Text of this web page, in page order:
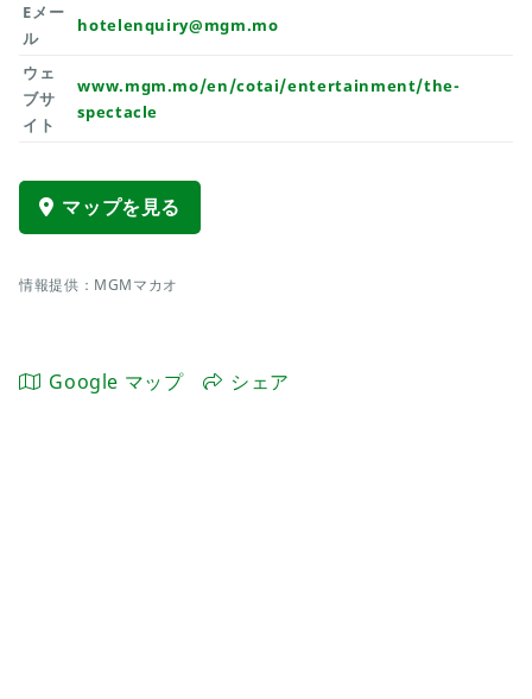
Eメー
ル
hotelenquiry@mgm.mo
ウェ
ブサ
イト
www.mgm.mo/en/cotai/entertainment/the-
spectacle
マップを見る
情報提供：MGMマカオ
Google マップ シェア